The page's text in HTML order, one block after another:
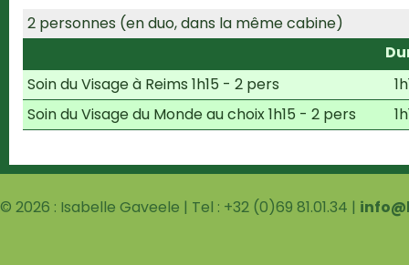
2 personnes (en duo, dans la même cabine)
Soin du Visage à Reims 1h15 - 2 pers
Soin du Visage du Monde au choix 1h15 - 2 pers
© 2026 : Isabelle Gaveele | Tel : +32 (0)69 81.01.34 |